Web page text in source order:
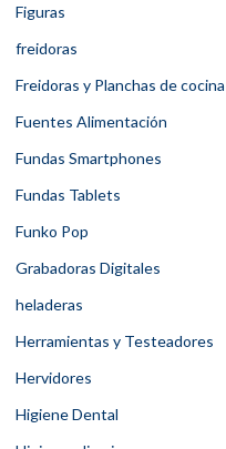
Figuras
freidoras
Freidoras y Planchas de cocina
Fuentes Alimentación
Fundas Smartphones
Fundas Tablets
Funko Pop
Grabadoras Digitales
heladeras
Herramientas y Testeadores
Hervidores
Higiene Dental